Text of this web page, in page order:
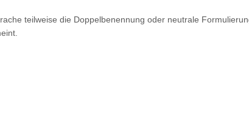
teilweise die Doppelbenennung oder neutrale